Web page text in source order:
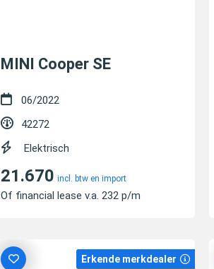
MINI Cooper SE
06/2022
42272
Elektrisch
21.670 incl. btw en import
Of financial lease v.a. 232 p/m
Erkende merkdealer